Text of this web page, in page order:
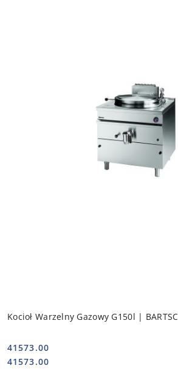
Kocioł Warzelny Gazowy G150l |
Cena:
41573.00
Cena:
41573.00